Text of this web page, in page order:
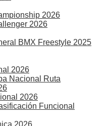
2026
2026
BMX Freestyle 2025
2026
Nacional Ruta
2026
Funcional
2026